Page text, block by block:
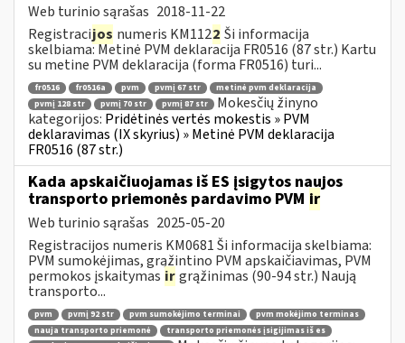
Web turinio sąrašas 2018-11-22
Registracijos numeris KM1122 Ši informacija
skelbiama: Metinė PVM deklaracija FR0516 (87 str.) Kartu
su metine PVM deklaracija (forma FR0516) turi...
fr0516 fr0516a pvm pvmį 67 str
metinė pvm deklaracija
pvmį 128 str
pvmį 70 str pvmį 87 str
Mokesčių žinyno
kategorijos: Pridėtinės vertės mokestis » PVM
deklaravimas (IX skyrius) » Metinė PVM deklaracija
FR0516 (87 str.)
Kada apskaičiuojamas iš ES įsigytos naujos
transporto priemonės pardavimo PVM ir
Web turinio sąrašas 2025-05-20
Registracijos numeris KM0681 Ši informacija skelbiama:
PVM sumokėjimas, grąžintino PVM apskaičiavimas, PVM
permokos įskaitymas irgrąžinimas (90-94 str.) Naują
transporto...
pvm pvmį 92 str pvm sumokėjimo terminai
pvm mokėjimo terminas
nauja transporto priemonė
transporto priemonės įsigijimas iš es